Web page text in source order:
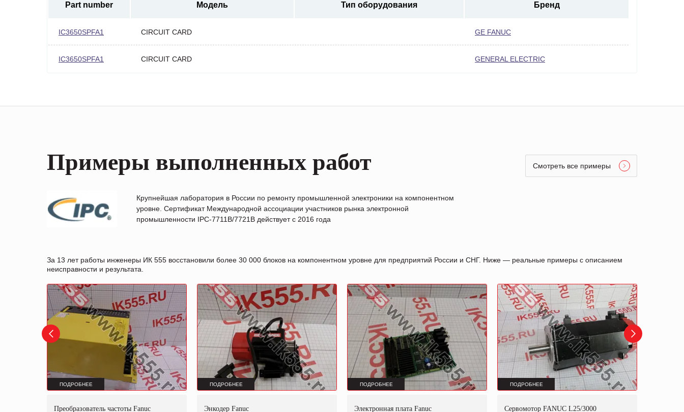
Part number Модель Тип оборудования Бренд
IC3650SPFA1 CIRCUIT CARD GE FANUC
IC3650SPFA1 CIRCUIT CARD GENERAL ELECTRIC
Примеры выполненных работ
Крупнейшая лаборатория в России по ремонту промышленной электроники на компонентном
уровне. Сертификат Международной ассоциации участников рынка электронной
промышленности IPC-7711B/7721B действует с 2016 года
Смотреть все примеры
За 13 лет работы инженеры ИК 555 восстановили более 30 000 блоков на компонентном уровне для предприятий России и СНГ. Ниже — реальные примеры с описанием
неисправности и результата.
ПОДРОБНЕЕ
Преобразователь частоты Fanuc
ПОДРОБНЕЕ
Энкодер Fanuc
ПОДРОБНЕЕ
Электронная плата Fanuc
ПОДРОБНЕЕ
Сервомотор FANUC L25/3000